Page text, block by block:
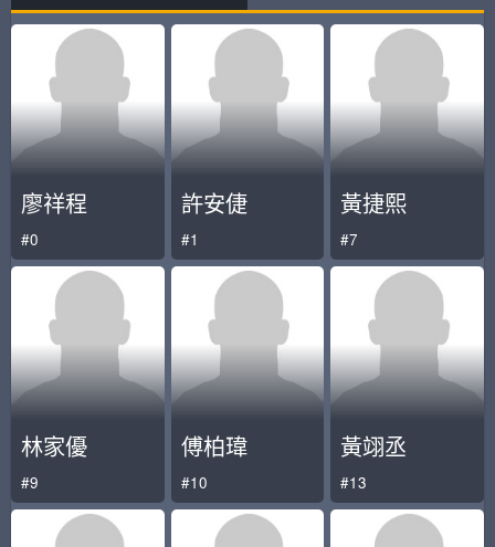
廖祥程
#0
許安倢
#1
黃捷熙
#7
林家優
#9
傅柏瑋
#10
黃翊丞
#13